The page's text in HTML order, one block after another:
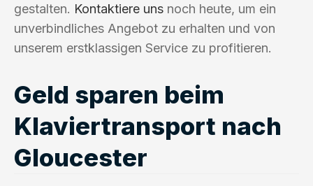
gestalten. Kontaktiere uns noch heute, um ein
unverbindliches Angebot zu erhalten und von
unserem erstklassigen Service zu profitieren.
Geld sparen beim
Klaviertransport nach
Gloucester